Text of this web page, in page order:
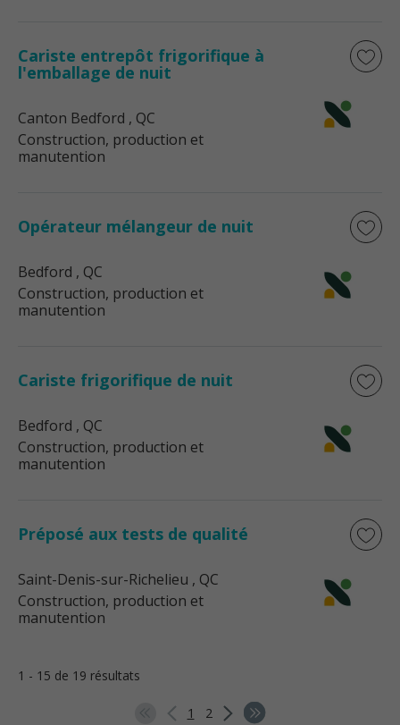
Cariste entrepôt frigorifique à
l'emballage de nuit
Canton Bedford , QC
Construction, production et
manutention
Opérateur mélangeur de nuit
Bedford , QC
Construction, production et
manutention
Cariste frigorifique de nuit
Bedford , QC
Construction, production et
manutention
Préposé aux tests de qualité
Saint-Denis-sur-Richelieu , QC
Construction, production et
manutention
1 - 15 de 19 résultats
1 2